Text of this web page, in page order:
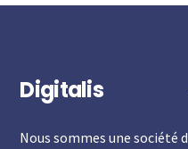
Digitalis
Nous sommes une société